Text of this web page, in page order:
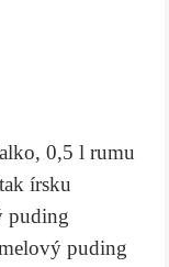
0,5 l rumu
írsku
puding
puding